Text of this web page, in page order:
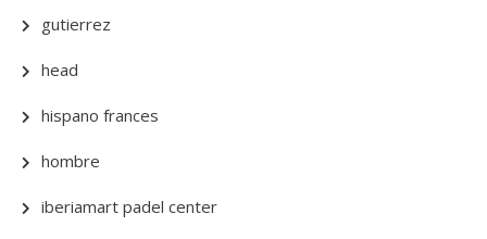
gutierrez
head
hispano frances
hombre
iberiamart padel center